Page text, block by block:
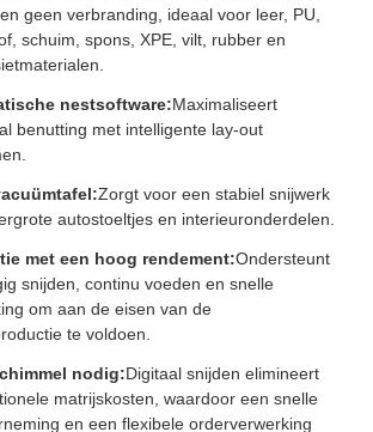
geen verbranding, ideaal voor leer, PU,
schuim, spons, XPE, vilt, rubber en
nestsoftware:Maximaliseert
benutting met intelligente lay-out
Zorgt voor een stabiel snijwerk
autostoeltjes en interieuronderdelen.
met een hoog rendement:Ondersteunt
snijden, continu voeden en snelle
om aan de eisen van de
te voldoen.
nodig:Digitaal snijden elimineert
matrijskosten, waardoor een snelle
en een flexibele orderverwerking